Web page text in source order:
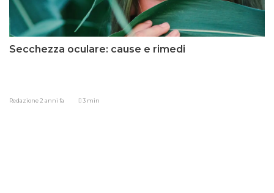
Secchezza oculare: cause e rimedi
Redazione 2 anni fa 3 min